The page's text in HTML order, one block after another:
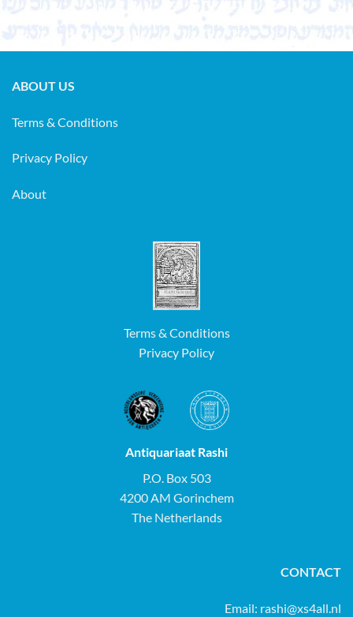
ABOUT US
Terms & Conditions
Privacy Policy
About
Terms & Conditions
Privacy Policy
Antiquariaat Rashi
P.O. Box 503
4200 AM Gorinchem
The Netherlands
CONTACT
Email: rashi@xs4all.nl